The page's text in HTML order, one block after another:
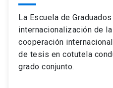
La Escuela de
internacionalización de
cooperación
de tesis en cotutela
grado conjunto.